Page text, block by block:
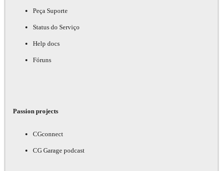
Peça Suporte
Status do Serviço
Help docs
Fóruns
Passion projects
CGconnect
CG Garage podcast